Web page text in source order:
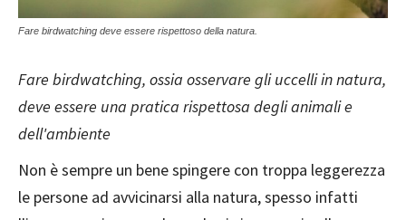
Fare birdwatching deve essere rispettoso della natura.
Fare birdwatching, ossia osservare gli uccelli in natura,
deve essere una pratica rispettosa degli animali e
dell'ambiente
Non è sempre un bene spingere con troppa leggerezza
le persone ad avvicinarsi alla natura, spesso infatti